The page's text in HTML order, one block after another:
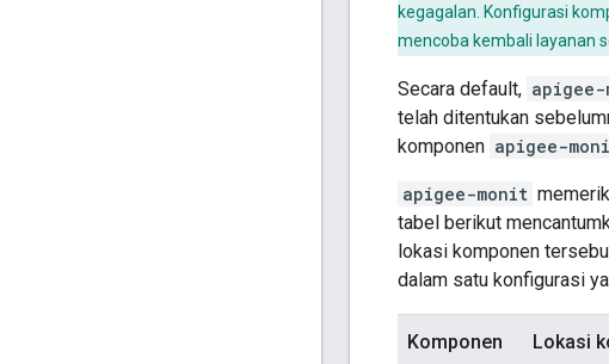
kegagalan. Konfigurasi
mencoba kembali layanan
Secara default, apigee-
telah ditentukan
komponen apigee-
apigee-monit
tabel berikut
lokasi komponen
dalam satu konfigurasi
Komponen Lokasi